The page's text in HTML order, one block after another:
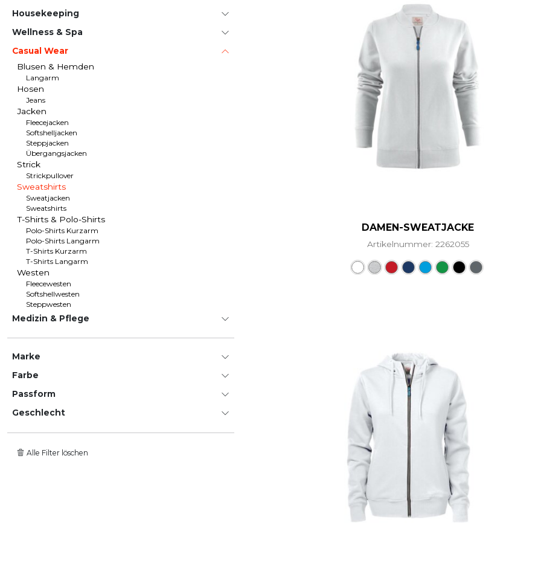
House­keeping
Wellness & Spa
Casual Wear
Blusen & Hemden
Langarm
Hosen
Jeans
Jacken
Fleecejacken
Softshelljacken
Steppjacken
Übergangsjacken
Strick
Strickpullover
Sweatshirts
Sweatjacken
Sweatshirts
T-Shirts & Polo-Shirts
Polo-Shirts Kurzarm
Polo-Shirts Langarm
T-Shirts Kurzarm
T-Shirts Langarm
Westen
Fleecewesten
Softshellwesten
Steppwesten
Medizin & Pflege
Marke
Farbe
Passform
Geschlecht
Alle Filter löschen
DAMEN-SWEATJACKE
Artikelnummer: 2262055